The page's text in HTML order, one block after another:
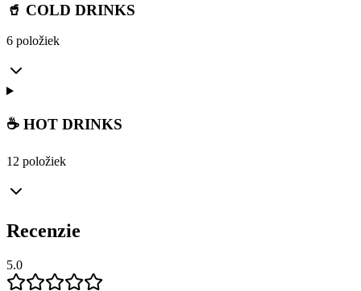
🥤 COLD DRINKS
6 položiek
☕ HOT DRINKS
12 položiek
Recenzie
5.0